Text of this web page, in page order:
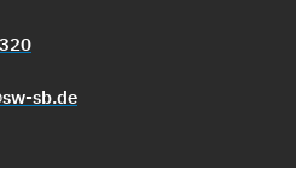
sb.de